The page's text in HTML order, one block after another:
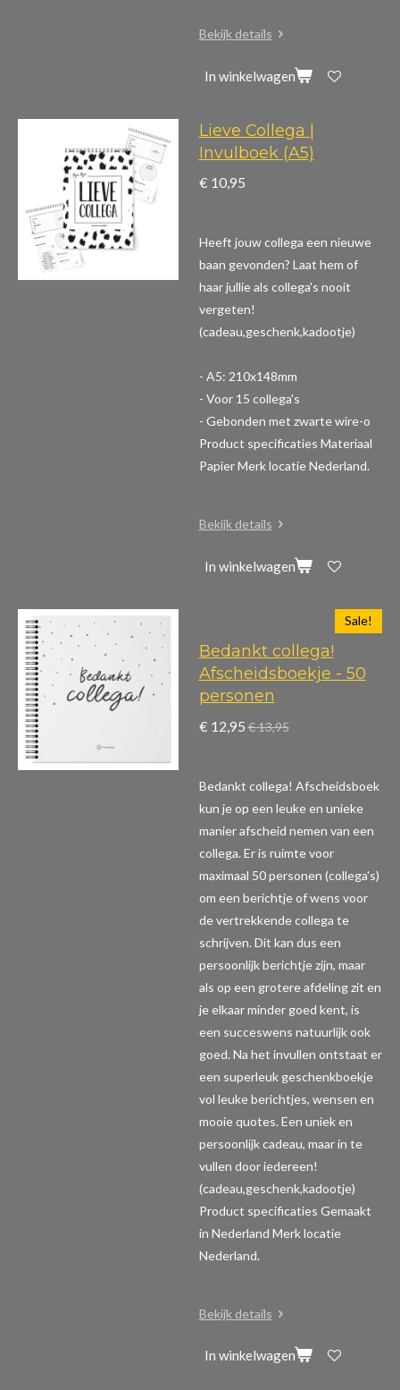
Bekijk details
In winkelwagen
Lieve Collega |
Invulboek (A5)
€ 10,95
Heeft jouw collega een nieuwe
baan gevonden? Laat hem of
haar jullie als collega's nooit
vergeten!
(cadeau,geschenk,kadootje)
- A5: 210x148mm
- Voor 15 collega's
- Gebonden met zwarte wire-o
Product specificaties Materiaal
Papier Merk locatie Nederland.
Bekijk details
In winkelwagen
Sale!
Bedankt collega!
Afscheidsboekje - 50
personen
€ 12,95 € 13,95
Bedankt collega! Afscheidsboek
kun je op een leuke en unieke
manier afscheid nemen van een
collega. Er is ruimte voor
maximaal 50 personen (collega's)
om een berichtje of wens voor
de vertrekkende collega te
schrijven. Dit kan dus een
persoonlijk berichtje zijn, maar
als op een grotere afdeling zit en
je elkaar minder goed kent, is
een succeswens natuurlijk ook
goed. Na het invullen ontstaat er
een superleuk geschenkboekje
vol leuke berichtjes, wensen en
mooie quotes. Een uniek en
persoonlijk cadeau, maar in te
vullen door iedereen!
(cadeau,geschenk,kadootje)
Product specificaties Gemaakt
in Nederland Merk locatie
Nederland.
Bekijk details
In winkelwagen